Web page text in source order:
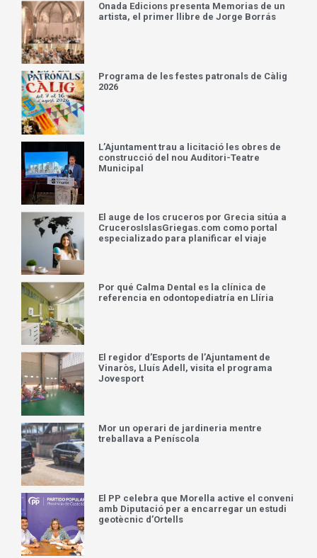
Onada Edicions presenta Memorias de un
artista, el primer llibre de Jorge Borrás
Programa de les festes patronals de Càlig
2026
L’Ajuntament trau a licitació les obres de
construcció del nou Auditori-Teatre
Municipal
El auge de los cruceros por Grecia sitúa a
CrucerosIslasGriegas.com como portal
especializado para planificar el viaje
Por qué Calma Dental es la clínica de
referencia en odontopediatría en Llíria
El regidor d’Esports de l’Ajuntament de
Vinaròs, Lluís Adell, visita el programa
Jovesport
Mor un operari de jardineria mentre
treballava a Peníscola
El PP celebra que Morella active el conveni
amb Diputació per a encarregar un estudi
geotècnic d’Ortells